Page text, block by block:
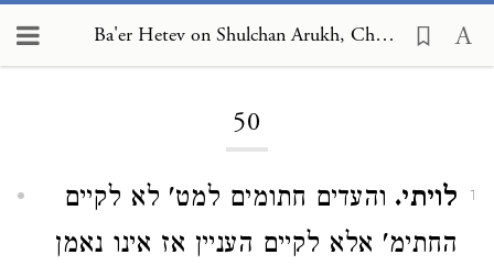
Ba'er Hetev on Shulchan Arukh, Choshen Mishpat 50
50
1 לויתי. והעדים חתומים למט' לא לקיים
החתימ' אלא לקיים העניין אז אינו נאמן